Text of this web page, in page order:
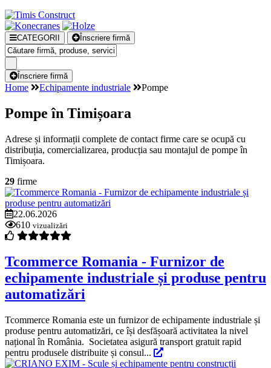
CATEGORII Înscriere firmă
Înscriere firmă
Home Echipamente industriale Pompe
Pompe în Timișoara
Adrese și informații complete de contact firme care se ocupă cu
distribuția, comercializarea, producția sau montajul de pompe în
Timișoara.
29 firme
22.06.2026
610 vizualizări
Tcommerce Romania - Furnizor de
echipamente industriale și produse pentru
automatizări
Tcommerce Romania este un furnizor de echipamente industriale și
produse pentru automatizări, ce își desfășoară activitatea la nivel
național în România. Societatea asigură transport gratuit rapid
pentru produsele distribuite și consul...